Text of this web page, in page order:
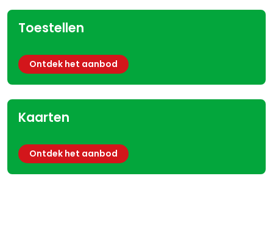
Toestellen
Ontdek het aanbod
Kaarten
Ontdek het aanbod